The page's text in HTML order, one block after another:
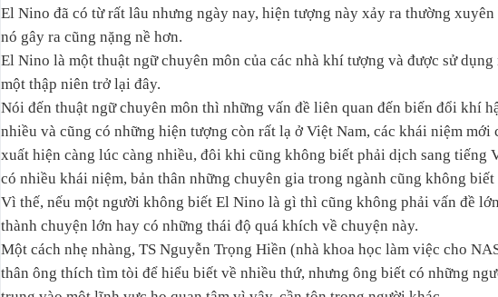
El Nino đã có từ rất lâu nhưng ngày nay, hiện tượng này xảy ra thường xuyên
nó gây ra cũng nặng nề hơn.
El Nino là một thuật ngữ chuyên môn của các nhà khí tượng và được sử
một thập niên trở lại đây.
Nói đến thuật ngữ chuyên môn thì những vấn đề liên quan đến biến đổi khí
nhiều và cũng có những hiện tượng còn rất lạ ở Việt Nam, các khái niệm mới
xuất hiện càng lúc càng nhiều, đôi khi cũng không biết phải dịch sang tiếng
có nhiều khái niệm, bản thân những chuyên gia trong ngành cũng không biết
Vì thế, nếu một người không biết El Nino là gì thì cũng không phải vấn đề
thành chuyện lớn hay có những thái độ quá khích về chuyện này.
Một cách nhẹ nhàng, TS Nguyễn Trọng Hiền (nhà khoa học làm việc cho
thân ông thích tìm tòi để hiểu biết về nhiều thứ, nhưng ông biết có những